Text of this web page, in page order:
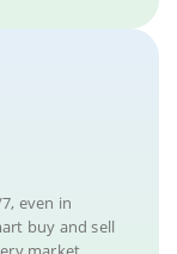
even in
buy and sell